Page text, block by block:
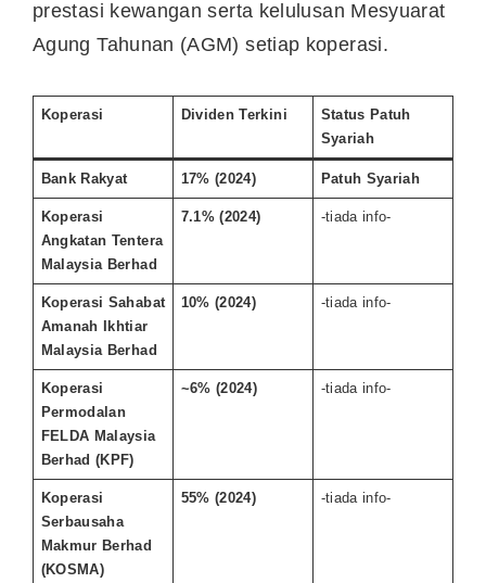
prestasi kewangan serta kelulusan Mesyuarat
Agung Tahunan (AGM) setiap koperasi.
Koperasi Dividen Terkini
Status Patuh
Syariah
Bank Rakyat 17% (2024) Patuh Syariah
Koperasi
Angkatan Tentera
Malaysia Berhad
7.1% (2024) -tiada info-
Koperasi Sahabat
Amanah Ikhtiar
Malaysia Berhad
10% (2024) -tiada info-
Koperasi
Permodalan
FELDA Malaysia
Berhad (KPF)
~6% (2024) -tiada info-
Koperasi
Serbausaha
Makmur Berhad
(KOSMA)
55% (2024) -tiada info-